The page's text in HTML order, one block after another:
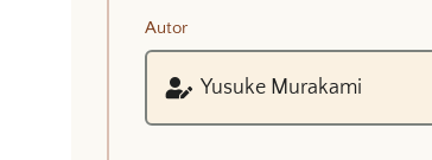
Autor